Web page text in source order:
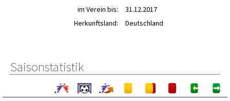
im Verein bis:
31.12.2017
Herkunftsland:
Deutschland
Saisonstatistik